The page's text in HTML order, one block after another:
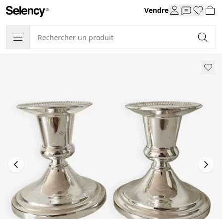
Vendre